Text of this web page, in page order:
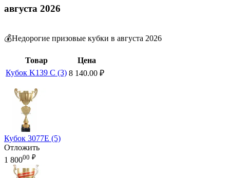
августа 2026
💰Недорогие призовые кубки в августа 2026
Товар
Цена
Кубок K139 C (3) 8 140.00 ₽
Кубок 3077E (5)
Отложить
1 80000 ₽